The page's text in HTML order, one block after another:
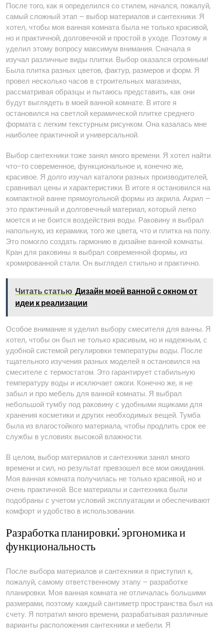
После того, как я определился со стилем, начался, пожалуй,
самый сложный этап – выбор материалов и сантехники. Я
хотел, чтобы моя ванная комната была не только красивой,
но и практичной, долговечной и простой в уходе. Поэтому я
уделил этому вопросу максимум внимания. Сначала я
изучал различные виды плитки. Выбор оказался огромным!
Была плитка разных цветов, фактур, размеров и форм. Я
провел несколько часов в строительных магазинах,
рассматривая образцы и пытаюсь представить, как они
будут выглядеть в моей ванной комнате. В итоге я
остановился на светлой керамической плитке среднего
формата с легким текстурным рисунком. Она казалась мне
наиболее практичной и универсальной.
Выбор сантехники тоже занял много времени. Я хотел найти
что-то современное, функциональное и, конечно же,
красивое. Я долго изучал каталоги разных производителей,
сравнивал цены и характеристики. В итоге я остановился на
компактной ванне прямоугольной формы из акрила. Акрил –
это практичный и долговечный материал, который легко
моется и не боится воздействия воды. Раковину я выбрал
напольную, из керамики, того же цвета, что и плитка на полу.
Это помогло создать гармонию в дизайне ванной комнаты.
Кран для раковины я выбрал современной формы, из
хромированной стали. Он выглядел стильно и практично.
Читать статью Дизайн моей ванной с окном от
идеи к реализации
Особое внимание я уделил выбору смесителя для ванны. Я
хотел, чтобы он был не только красивым, но и надежным, с
удобной системой регулировки температуры воды. После
тщательного изучения разных моделей я остановился на
смесителе с термостатом. Это гарантирует стабильную
температуру воды и исключает ожоги. Конечно же, я не
забыл и про мебель для ванной комнаты. Я выбрал
небольшой тумбу под раковину с удобными ящиками для
хранения косметики и других необходимых вещей. Тумба
была из влагостойкого материала, чтобы продлить срок ее
службы в условиях высокой влажности.
В целом, выбор материалов и сантехники занял много
времени и сил, но результат превзошел все мои ожидания.
Моя ванная комната получилась не только красивой, но и
очень практичной. Все материалы и сантехника были
подобраны с учетом условий эксплуатации и обеспечивают
комфорт и удобство в использовании.
Разработка планировки⁚ эргономика и
функциональность
После выбора материалов и сантехники я приступил к,
пожалуй, самому ответственному этапу – разработке
планировки. Моя ванная комната не отличалась большими
размерами, поэтому каждый сантиметр пространства был на
счету. Я потратил много времени, разрабатывая различные
варианты расположения сантехники и мебели. Я